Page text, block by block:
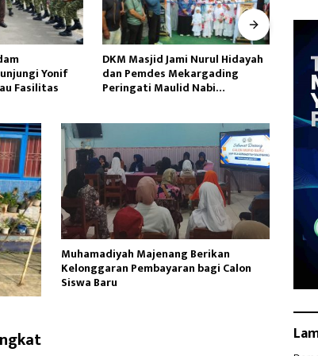
Hidayah
Nabi
Jatanras Polda Banten Tangkap
Dua Korlap Aksi Demo di PEMI
AW, Kuasa Hukum Minta Proses Kali
Muhamadiyah Majenang Berikan
Kelonggaran Pembayaran bagi Calon
Siswa Baru